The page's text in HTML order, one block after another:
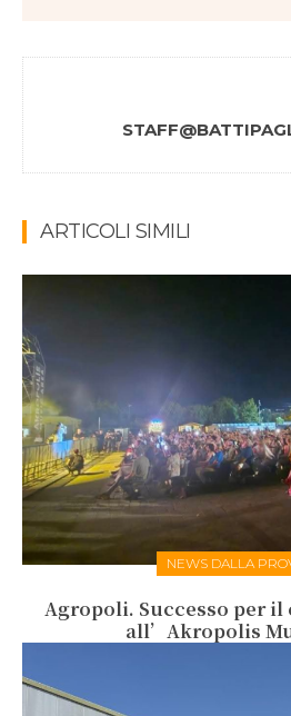
ARTICOLI SIMILI
NEWS DALLA
Agropoli. Successo per
all’Akropolis